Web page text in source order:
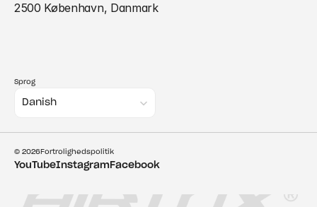
2500 København, Danmark
Sprog
Danish
© 2026Fortrolighedspolitik
YouTubeInstagramFacebook